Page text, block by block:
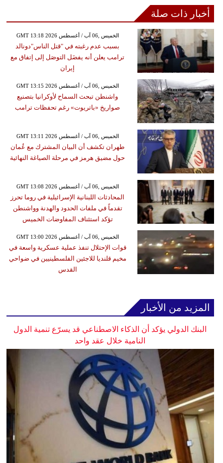
أخبار ذات صلة
GMT 13:18 2026 الخميس ,06 آب / أغسطس
بسبب عدم رغبته في "قتل الناس"دونالد
ترامب يعلن أنه يفضَل التوصَل إلى إتفاق مع
إيران
GMT 13:15 2026 الخميس ,06 آب / أغسطس
واشنطن تبحث السماح لأوكرانيا بتصنيع
صواريخ «باتريوت» رغم تحفظات ترامب
GMT 13:11 2026 الخميس ,06 آب / أغسطس
طهران تكشف أن البيان المشترك مع عُمان
حول مضيق هرمز في مرحلة الصياغة النهائية
GMT 13:08 2026 الخميس ,06 آب / أغسطس
المحادثات اللبنانية الإسرائيلية في روما تحرز
تقدماً في ملفات الحدود والهدنة وواشنطن
تؤكد استئناف المفاوضات الخميس
GMT 13:00 2026 الخميس ,06 آب / أغسطس
قوات الإحتلال تنفذ عملية عسكرية واسعة في
مخيم قلنديا للاجئين الفلسطينيين في ضواحي
القدس
المزيد من الأخبار
البنك الدولي يؤكد أن الذكاء الاصطناعي قد يسرّع تنمية الدول
النامية خلال عقد واحد